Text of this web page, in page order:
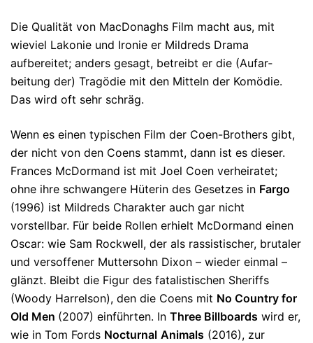
Die Qualität von MacDonaghs Film macht aus, mit
wieviel Lakonie und Ironie er Mildreds Drama
aufbereitet; anders gesagt, betreibt er die (Auf­ar­
beitung der) Tragödie mit den Mitteln der Ko­mö­die.
Das wird oft sehr schräg.
Wenn es einen typischen Film der Coen-Brothers gibt,
der nicht von den Coens stammt, dann ist es dieser.
Frances McDormand ist mit Joel Coen ver­heiratet;
ohne ihre schwangere Hüterin des Gesetzes in Fargo
(1996) ist Mil­d­reds Charakter auch gar nicht
vorstellbar. Für beide Rollen erhielt McDor­mand einen
Oscar: wie Sam Rockwell, der als ras­sistischer, bru­taler
und ver­sof­fe­ner Muttersohn Dixon – wieder einmal –
glänzt. Bleibt die Figur des fa­ta­li­sti­schen Sheriffs
(Woody Harrelson), den die Coens mit No Country for
Old Men (2007) einführten. In Three Billboards wird er,
wie in Tom Fords Nocturnal Animals (2016), zur